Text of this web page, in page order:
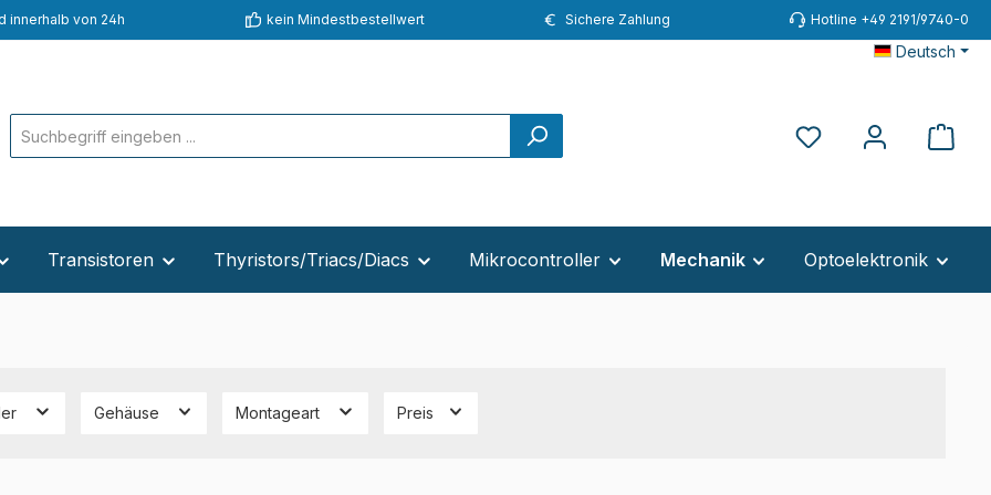
innerhalb von 24h kein Mindestbestellwert Sichere Zahlung Hotline +49 2191/9740-0
Deutsch
Du hast 0 Produkte
Transistoren Thyristors/Triacs/Diacs Mikrocontroller Mechanik Optoelektronik
Gehäuse Montageart Preis